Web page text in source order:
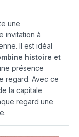
une
invitation à
Il est idéal
histoire et
présence
regard. Avec ce
la capitale
regard une